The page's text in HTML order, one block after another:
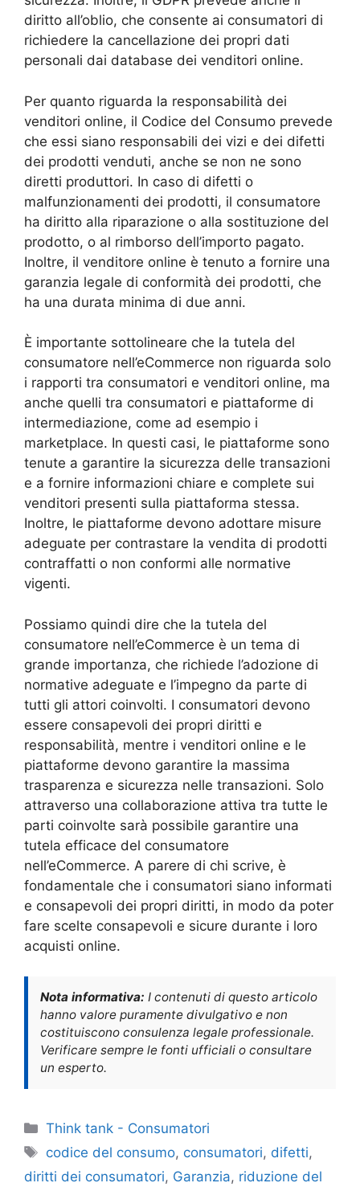
diritto all’oblio, che consente ai consumatori di
richiedere la cancellazione dei propri dati
personali dai database dei venditori online.
Per quanto riguarda la responsabilità dei
venditori online, il Codice del Consumo prevede
che essi siano responsabili dei vizi e dei difetti
dei prodotti venduti, anche se non ne sono
diretti produttori. In caso di difetti o
malfunzionamenti dei prodotti, il consumatore
ha diritto alla riparazione o alla sostituzione del
prodotto, o al rimborso dell’importo pagato.
Inoltre, il venditore online è tenuto a fornire una
garanzia legale di conformità dei prodotti, che
ha una durata minima di due anni.
È importante sottolineare che la tutela del
consumatore nell’eCommerce non riguarda solo
i rapporti tra consumatori e venditori online, ma
anche quelli tra consumatori e piattaforme di
intermediazione, come ad esempio i
marketplace. In questi casi, le piattaforme sono
tenute a garantire la sicurezza delle transazioni
e a fornire informazioni chiare e complete sui
venditori presenti sulla piattaforma stessa.
Inoltre, le piattaforme devono adottare misure
adeguate per contrastare la vendita di prodotti
contraffatti o non conformi alle normative
vigenti.
Possiamo quindi dire che la tutela del
consumatore nell’eCommerce è un tema di
grande importanza, che richiede l’adozione di
normative adeguate e l’impegno da parte di
tutti gli attori coinvolti. I consumatori devono
essere consapevoli dei propri diritti e
responsabilità, mentre i venditori online e le
piattaforme devono garantire la massima
trasparenza e sicurezza nelle transazioni. Solo
attraverso una collaborazione attiva tra tutte le
parti coinvolte sarà possibile garantire una
tutela efficace del consumatore
nell’eCommerce. A parere di chi scrive, è
fondamentale che i consumatori siano informati
e consapevoli dei propri diritti, in modo da poter
fare scelte consapevoli e sicure durante i loro
acquisti online.
Nota informativa: I contenuti di questo articolo
hanno valore puramente divulgativo e non
costituiscono consulenza legale professionale.
Verificare sempre le fonti ufficiali o consultare
un esperto.
Categorie
Think tank - Consumatori
Tag
codice del consumo, consumatori, difetti,
diritti dei consumatori, Garanzia, riduzione del